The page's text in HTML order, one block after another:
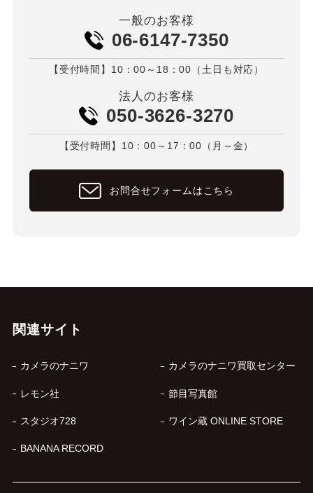
一般のお客様
06-6147-7350
【受付時間】10：00～18：00（土日も対応）
法人のお客様
050-3626-3270
【受付時間】10：00～17：00（月～金）
お問合せフォームはこちら
関連サイト
カメラのナニワ カメラのナニワ買取センター
レモン社 節目写真館
スタジオ728 ワイン蔵 ONLINE STORE
BANANA RECORD